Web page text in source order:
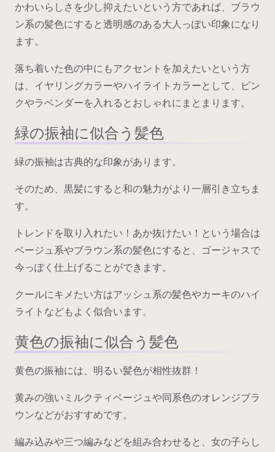
かわいらしさを少し抑えたいという方であれば、ブラウ
ン系の髪色にすると透明感のある大人っぽい印象になり
ます。
落ち着いた色の中にもアクセントを加えたいという方
は、イヤリングカラーやハイライトカラーとして、ピン
クやラベンダーを入れるとおしゃれにまとまります。
緑の振袖に似合う髪色
緑の振袖は古典的な印象があります。
そのため、黒髪にすると和の魅力がより一層引き立ちま
す。
トレンドを取り入れたい！あか抜けたい！という場合は
ベージュ系やブラウン系の髪色にすると、ゴージャスで
今っぽく仕上げることができます。
クールにキメたい方はアッシュ系の髪色やカーキのハイ
ライトなどもよく似合います。
黄色の振袖に似合う髪色
黄色の振袖には、明るい髪色が相性抜群！
黄みの強いミルクティベージュや同系色のオレンジブラ
ウンなどがおすすめです。
編み込みや三つ編みなどを組み合わせると、女の子らし